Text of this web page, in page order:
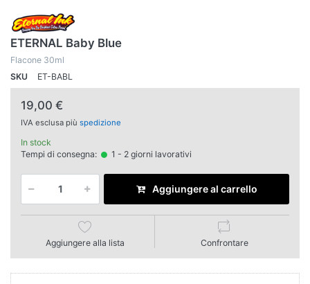
ETERNAL Baby Blue
Flacone 30ml
SKU
ET-BABL
19,00 €
IVA esclusa più spedizione
In stock
Tempi di consegna:
1 - 2 giorni lavorativi
Aggiungere al carrello
Aggiungere alla lista Confrontare